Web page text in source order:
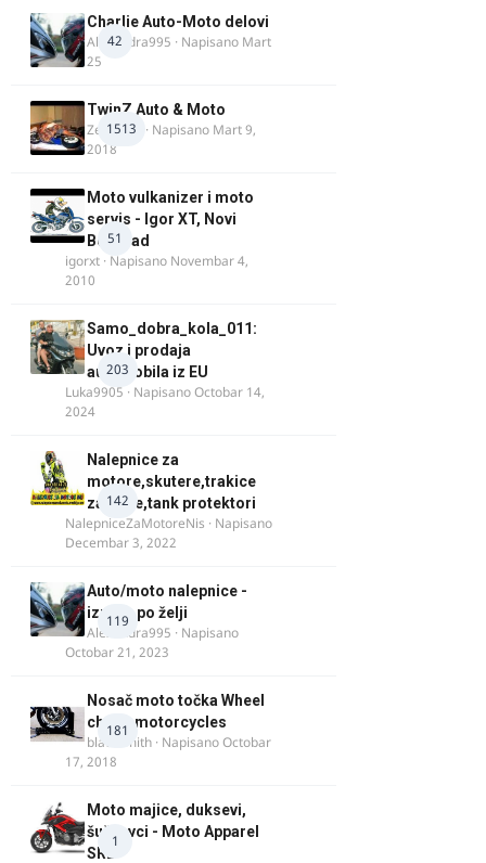
42
Charlie Auto-Moto delovi
Alexandra995 · Napisano Mart
25
1513
TwinZ Auto & Moto
Zeljkamp · Napisano Mart 9,
2018
51
Moto vulkanizer i moto
servis - Igor XT, Novi
Beograd
igorxt · Napisano Novembar 4,
2010
203
Samo_dobra_kola_011:
Uvoz i prodaja
automobila iz EU
Luka9905 · NapisanoOctobar 14,
2024
142
Nalepnice za
motore,skutere,trakice
za felne,tank protektori
NalepniceZaMotoreNis · Napisano
Decembar 3, 2022
119
Auto/moto nalepnice -
izrada po želji
Alexandra995 · Napisano
Octobar 21, 2023
181
Nosač moto točka Wheel
chock motorcycles
blacksmith · NapisanoOctobar
17, 2018
1
Moto majice, duksevi,
šuškavci - Moto Apparel
SRB